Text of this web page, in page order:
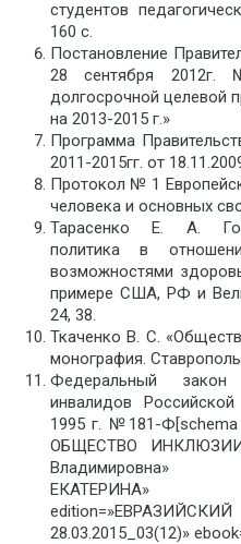
студентов
160 c.
Постановление
28 сентября
долгосрочной целевой
на 2013-2015 г.»
Программа
2011-2015гг. от
Протокол № 1
человека и основных
Тарасенко Е. А.
политика в
возможностями
примере США, РФ и
24, 38.
Ткаченко В. С.
монография.
Федеральный
инвалидов
1995 г. №181-
ОБЩЕСТВО
Владимировна»
ЕКАТЕРИНА»
28.03.2015_03(12)»